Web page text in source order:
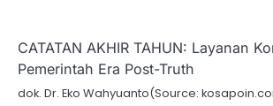
CATATAN AKHIR TAHUN: Layanan
Pemerintah Era Post-Truth
dok. Dr. Eko Wahyuanto(Source: